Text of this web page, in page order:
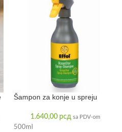
Šampon za konje u spreju
1.640,00 рсд sa PDV-om
500ml